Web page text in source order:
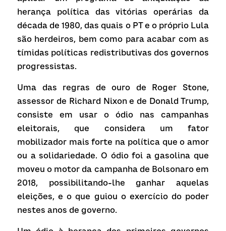
herança política das vitórias operárias da
década de 1980, das quais o PT e o próprio Lula
são herdeiros, bem como para acabar com as
tímidas políticas redistributivas dos governos
progressistas.
Uma das regras de ouro de Roger Stone,
assessor de Richard Nixon e de Donald Trump,
consiste em usar o ódio nas campanhas
eleitorais, que considera um fator
mobilizador mais forte na política que o amor
ou a solidariedade. O ódio foi a gasolina que
moveu o motor da campanha de Bolsonaro em
2018, possibilitando-lhe ganhar aquelas
eleições, e o que guiou o exercício do poder
nestes anos de governo.